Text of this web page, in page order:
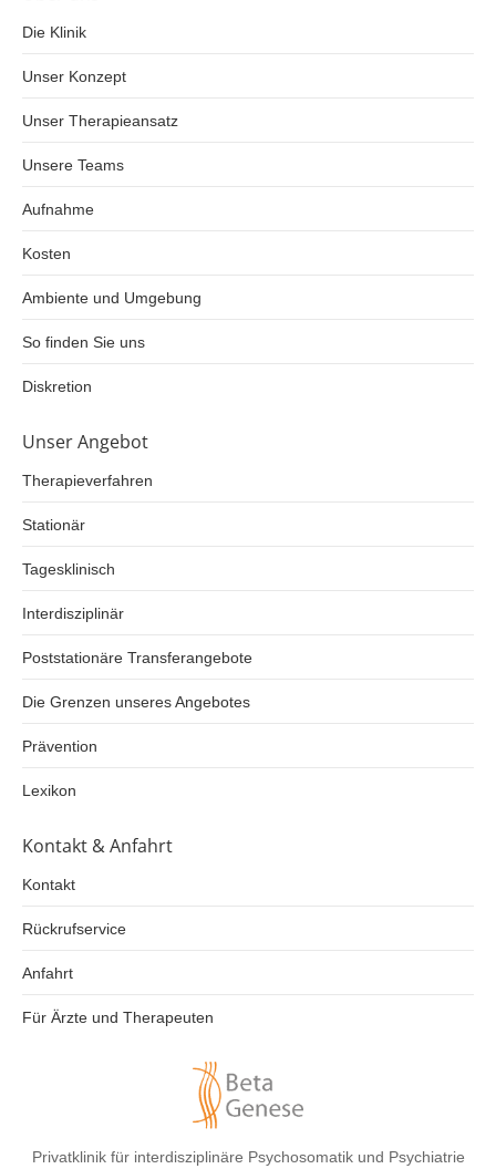
Die Klinik
Unser Konzept
Unser Therapieansatz
Unsere Teams
Aufnahme
Kosten
Ambiente und Umgebung
So finden Sie uns
Diskretion
Unser Angebot
Therapieverfahren
Stationär
Tagesklinisch
Interdisziplinär
Poststationäre Transferangebote
Die Grenzen unseres Angebotes
Prävention
Lexikon
Kontakt & Anfahrt
Kontakt
Rückrufservice
Anfahrt
Für Ärzte und Therapeuten
Privatklinik für interdisziplinäre Psychosomatik und Psychiatrie